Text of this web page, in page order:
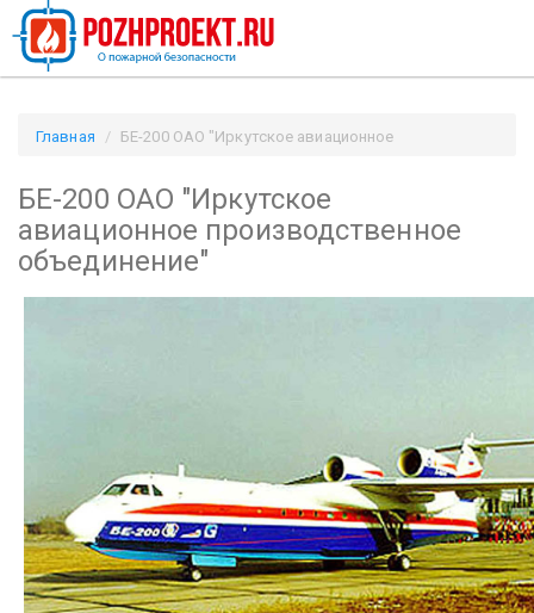
Главная
БЕ-200 ОАО "Иркутское авиационное
БЕ-200 ОАО "Иркутское
авиационное производственное
объединение"